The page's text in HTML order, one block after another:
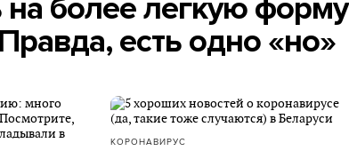
на более легкую форму
есть одно «но»
КОРОНАВИРУС